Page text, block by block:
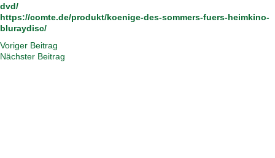
dvd/
https://comte.de/produkt/koenige-des-sommers-fuers-heimkino-
bluraydisc/
Voriger Beitrag
Nächster Beitrag